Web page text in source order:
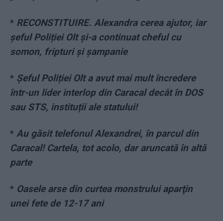
* RECONSTITUIRE. Alexandra cerea ajutor, iar
șeful Poliției Olt și-a continuat cheful cu
somon, fripturi și șampanie
* Șeful Poliției Olt a avut mai mult încredere
într-un lider interlop din Caracal decât în DOS
sau STS, instituții ale statului!
* Au găsit telefonul Alexandrei, în parcul din
Caracal! Cartela, tot acolo, dar aruncată în altă
parte
* Oasele arse din curtea monstrului aparţin
unei fete de 12-17 ani